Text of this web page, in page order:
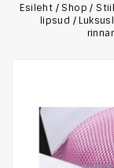
Esileht / Shop /
lipsud /